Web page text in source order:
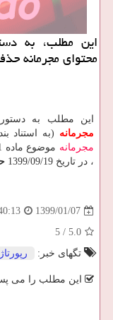
این مطلب، به
محتوای مجرمانه
این مطلب به
مجرمانه (به استناد
مجرمانه
، در تاریخ 1399/09/19
1399/01/07
5.0
/
5
تگهای خبر:
رپورتاژ
این مطلب را می